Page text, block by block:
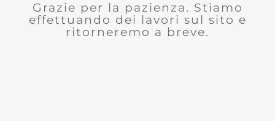
Grazie per la pazienza. Stiamo
effettuando dei lavori sul sito e
ritorneremo a breve.